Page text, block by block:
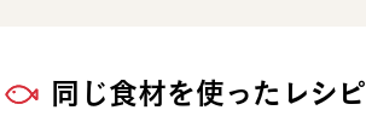
同じ食材を使ったレシピ